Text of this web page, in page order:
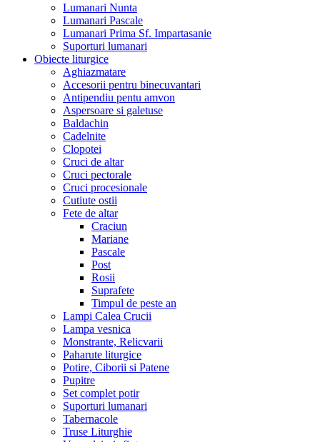
Lumanari Nunta
Lumanari Pascale
Lumanari Prima Sf. Impartasanie
Suporturi lumanari
Obiecte liturgice
Aghiazmatare
Accesorii pentru binecuvantari
Antipendiu pentu amvon
Aspersoare si galetuse
Baldachin
Cadelnite
Clopotei
Cruci de altar
Cruci pectorale
Cruci procesionale
Cutiute ostii
Fete de altar
Craciun
Mariane
Pascale
Post
Rosii
Suprafete
Timpul de peste an
Lampi Calea Crucii
Lampa vesnica
Monstrante, Relicvarii
Paharute liturgice
Potire, Ciborii si Patene
Pupitre
Set complet potir
Suporturi lumanari
Tabernacole
Truse Liturghie